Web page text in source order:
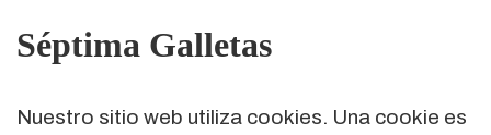
Séptima Galletas
Nuestro sitio web utiliza cookies. Una cookie es